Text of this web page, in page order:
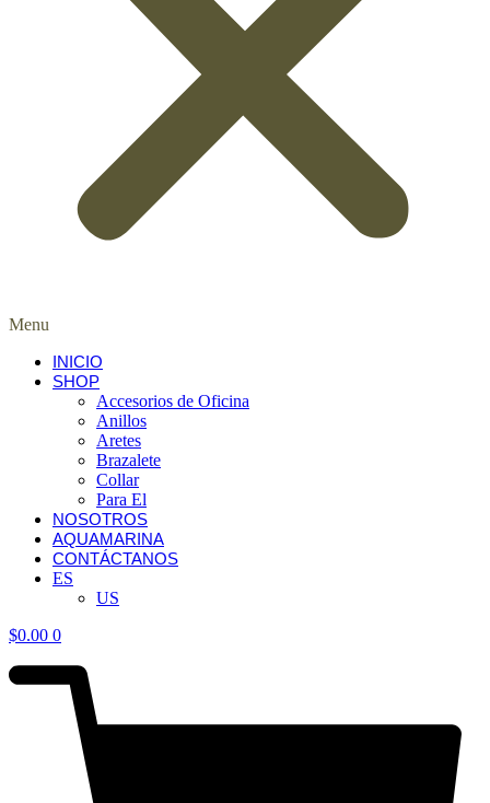
Menu
INICIO
SHOP
Accesorios de Oficina
Anillos
Aretes
Brazalete
Collar
Para El
NOSOTROS
AQUAMARINA
CONTÁCTANOS
ES
US
$0.00 0